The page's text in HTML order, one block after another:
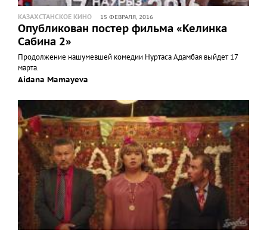
КАЗАХСТАНСКОЕ КИНО 15 ФЕВРАЛЯ, 2016
Опубликован постер фильма «Келинка
Сабина 2»
Продолжение нашумевшей комедии Нуртаса Адамбая выйдет 17
марта.
Aidana Mamayeva